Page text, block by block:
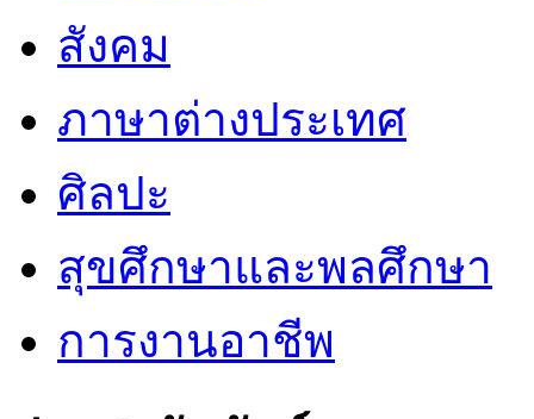
สังคม
ภาษาต่างประเทศ
ศิลปะ
สุขศึกษาและพลศึกษา
การงานอาชีพ